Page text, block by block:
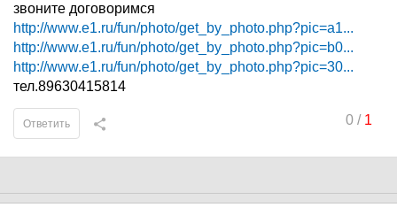
звоните договоримся
http://www.e1.ru/fun/photo/get_by_photo.php?pic=a1...
http://www.e1.ru/fun/photo/get_by_photo.php?pic=b0...
http://www.e1.ru/fun/photo/get_by_photo.php?pic=30...
тел.89630415814
0/ 1
Ответить